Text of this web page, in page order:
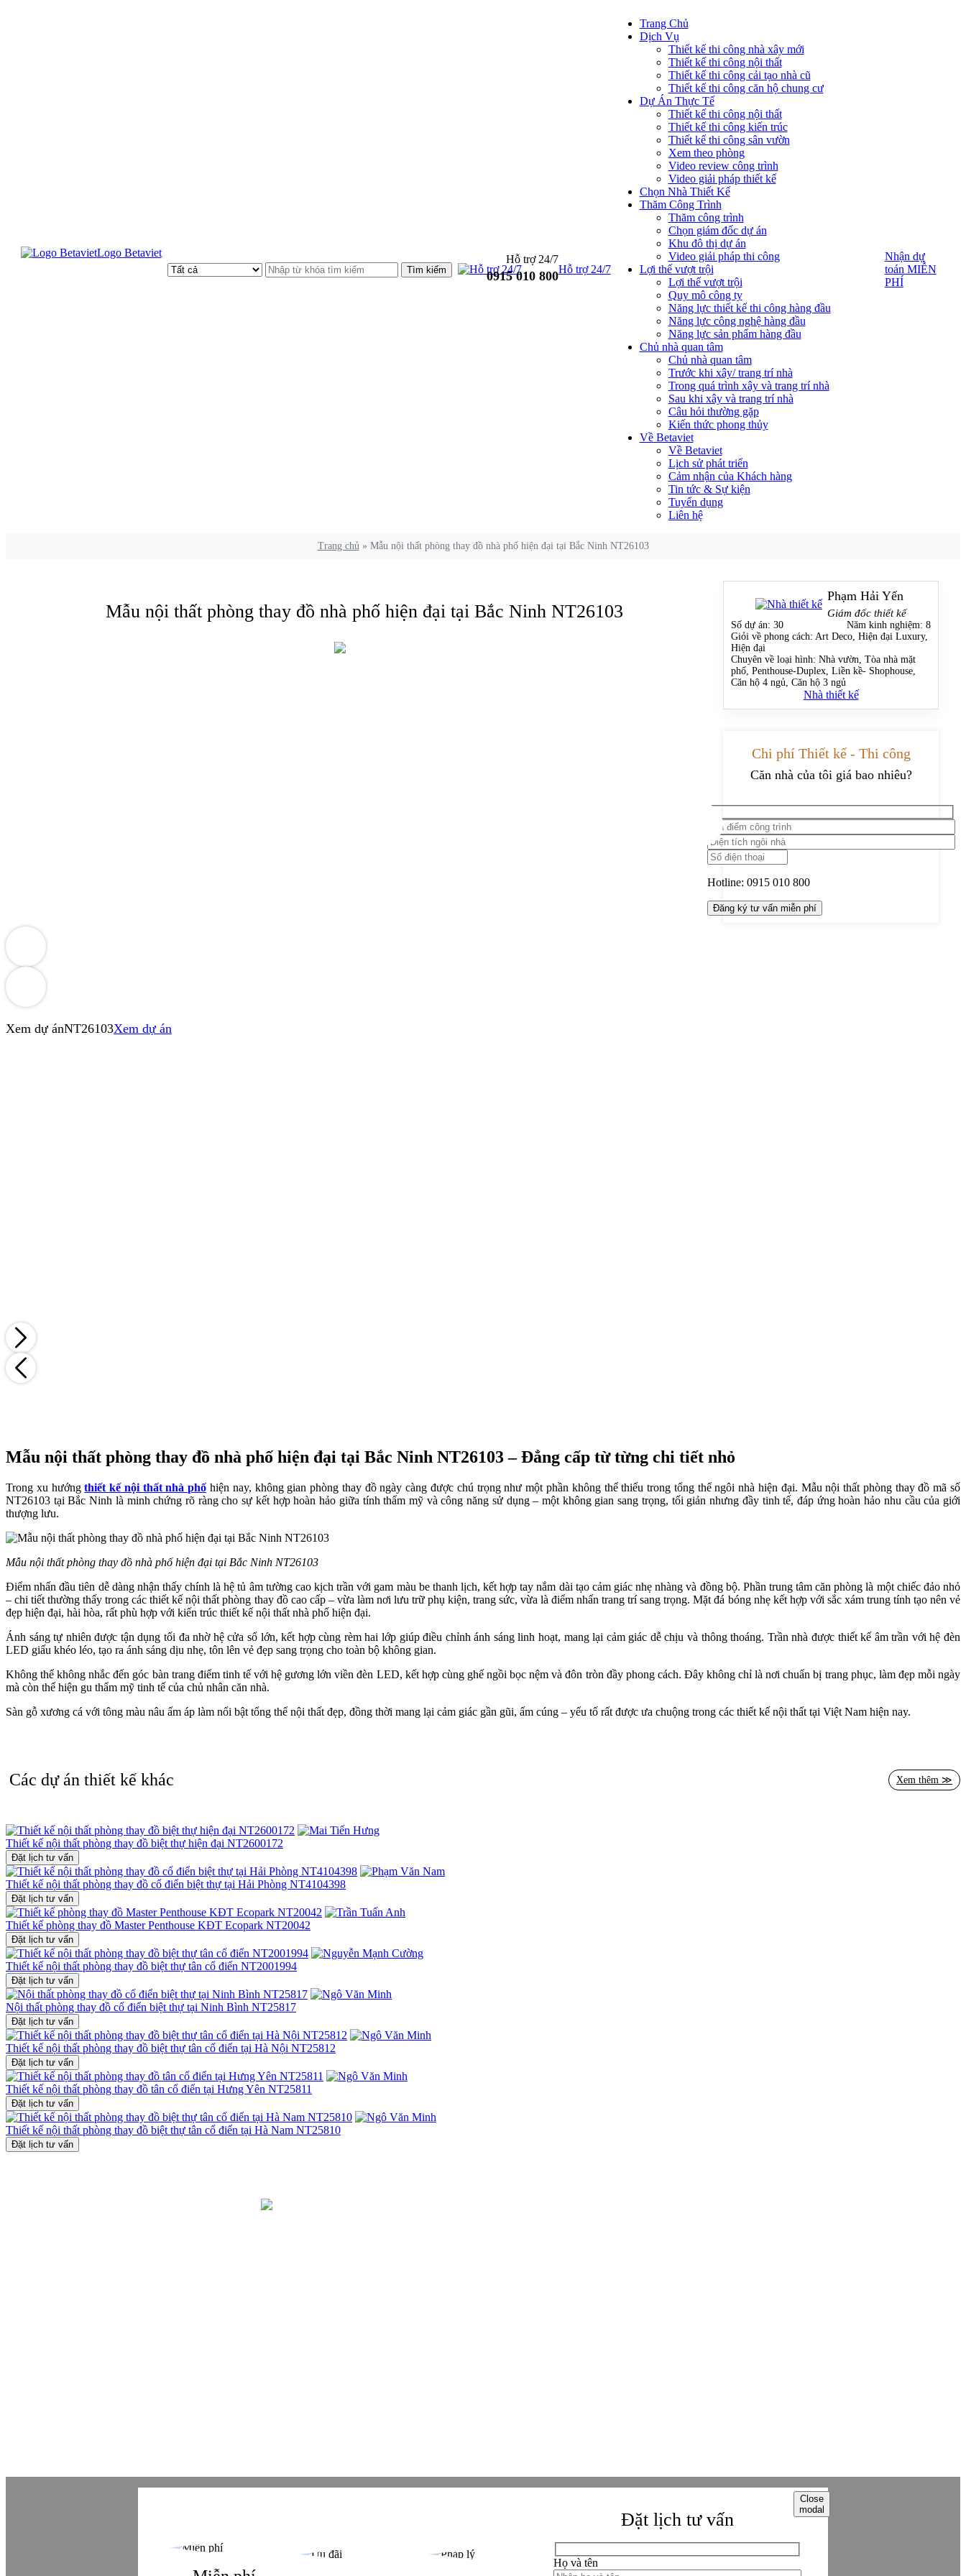
Logo Betaviet
Hỗ trợ 24/7
0915 010 800Hỗ trợ 24/7
Trang Chủ
Dịch Vụ
Thiết kế thi công nhà xây mới
Thiết kế thi công nội thất
Thiết kế thi công cải tạo nhà cũ
Thiết kế thi công căn hộ chung cư
Dự Án Thực Tế
Thiết kế thi công nội thất
Thiết kế thi công kiến trúc
Thiết kế thi công sân vườn
Xem theo phòng
Video review công trình
Video giải pháp thiết kế
Chọn Nhà Thiết Kế
Thăm Công Trình
Thăm công trình
Chọn giám đốc dự án
Khu đô thị dự án
Video giải pháp thi công
Lợi thế vượt trội
Lợi thế vượt trội
Quy mô công ty
Năng lực thiết kế thi công hàng đầu
Năng lực công nghệ hàng đầu
Năng lực sản phẩm hàng đầu
Chủ nhà quan tâm
Chủ nhà quan tâm
Trước khi xây/ trang trí nhà
Trong quá trình xây và trang trí nhà
Sau khi xây và trang trí nhà
Câu hỏi thường gặp
Kiến thức phong thủy
Về Betaviet
Về Betaviet
Lịch sử phát triển
Cảm nhận của Khách hàng
Tin tức & Sự kiện
Tuyển dụng
Liên hệ
Nhận dự
toán MIỄN
PHÍ
Trang chủ» Mẫu nội thất phòng thay đồ nhà phố hiện đại tại Bắc Ninh NT26103
Mẫu nội thất phòng thay đồ nhà phố hiện đại tại Bắc Ninh NT26103
Phạm Hải Yến
Giám đốc thiết kế
Số dự án: 30 Năm kinh nghiệm: 8
Giỏi về phong cách: Art Deco, Hiện đại Luxury,
Hiện đại
Chuyên về loại hình: Nhà vườn, Tòa nhà mặt
phố, Penthouse-Duplex, Liền kề- Shophouse,
Căn hộ 4 ngủ, Căn hộ 3 ngủ
Nhà thiết kế
Chi phí Thiết kế - Thi công
Căn nhà của tôi giá bao nhiêu?
Hotline: 0915 010 800
Xem dự ánNT26103Xem dự án
Mẫu nội thất phòng thay đồ nhà phố hiện đại tại Bắc Ninh NT26103 – Đẳng cấp từ từng chi tiết nhỏ
Trong xu hướngthiết kế nội thất nhà phố hiện nay, không gian phòng thay đồ ngày càng được chú trọng như một phần không thể thiếu trong tổng thể ngôi nhà hiện đại. Mẫu nội thất phòng thay đồ mã số
NT26103 tại Bắc Ninh là minh chứng rõ ràng cho sự kết hợp hoàn hảo giữa tính thẩm mỹ và công năng sử dụng – một không gian sang trọng, tối giản nhưng đầy tinh tế, đáp ứng hoàn hảo nhu cầu của giới
thượng lưu.
Mẫu nội thất phòng thay đồ nhà phố hiện đại tại Bắc Ninh NT26103
Điểm nhấn đầu tiên dễ dàng nhận thấy chính là hệ tủ âm tường cao kịch trần với gam màu be thanh lịch, kết hợp tay nắm dài tạo cảm giác nhẹ nhàng và đồng bộ. Phần trung tâm căn phòng là một chiếc đảo nhỏ
– chi tiết thường thấy trong các thiết kế nội thất phòng thay đồ cao cấp – vừa làm nơi lưu trữ phụ kiện, trang sức, vừa là điểm nhấn trang trí sang trọng. Mặt đá bóng nhẹ kết hợp với sắc xám trung tính tạo nên vẻ
đẹp hiện đại, hài hòa, rất phù hợp với kiến trúc thiết kế nội thất nhà phố hiện đại.
Ánh sáng tự nhiên được tận dụng tối đa nhờ hệ cửa sổ lớn, kết hợp cùng rèm hai lớp giúp điều chỉnh ánh sáng linh hoạt, mang lại cảm giác dễ chịu và thông thoáng. Trần nhà được thiết kế âm trần với hệ đèn
LED giấu khéo léo, tạo ra ánh sáng dịu nhẹ, tôn lên vẻ đẹp sang trọng cho toàn bộ không gian.
Không thể không nhắc đến góc bàn trang điểm tinh tế với hệ gương lớn viền đèn LED, kết hợp cùng ghế ngồi bọc nệm và đôn tròn đầy phong cách. Đây không chỉ là nơi chuẩn bị trang phục, làm đẹp mỗi ngày
mà còn thể hiện gu thẩm mỹ tinh tế của chủ nhân căn nhà.
Sàn gỗ xương cá với tông màu nâu ấm áp làm nổi bật tổng thể nội thất đẹp, đồng thời mang lại cảm giác gần gũi, ấm cúng – yếu tố rất được ưa chuộng trong các thiết kế nội thất tại Việt Nam hiện nay.
Hãy để không gian sống của bạn trở thành nơi khẳng định đẳng cấp và phong cách sống thời thượng. Liên hệ ngay hotline
phù hợp nhất cho ngôi nhà của
bạn!
Các dự án thiết kế khác Xem thêm ≫
Thiết kế nội thất phòng thay đồ biệt thự hiện đại NT2600172
Đặt lịch tư vấn
Thiết kế nội thất phòng thay đồ cổ điển biệt thự tại Hải Phòng NT4104398
Đặt lịch tư vấn
Thiết kế phòng thay đồ Master Penthouse KĐT Ecopark NT20042
Đặt lịch tư vấn
Thiết kế nội thất phòng thay đồ biệt thự tân cổ điển NT2001994
Đặt lịch tư vấn
Nội thất phòng thay đồ cổ điển biệt thự tại Ninh Bình NT25817
Đặt lịch tư vấn
Thiết kế nội thất phòng thay đồ biệt thự tân cổ điển tại Hà Nội NT25812
Đặt lịch tư vấn
Thiết kế nội thất phòng thay đồ tân cổ điển tại Hưng Yên NT25811
Đặt lịch tư vấn
Thiết kế nội thất phòng thay đồ biệt thự tân cổ điển tại Hà Nam NT25810
Đặt lịch tư vấn
Đặt lịch tư vấn
Họ và tên
Close
modal